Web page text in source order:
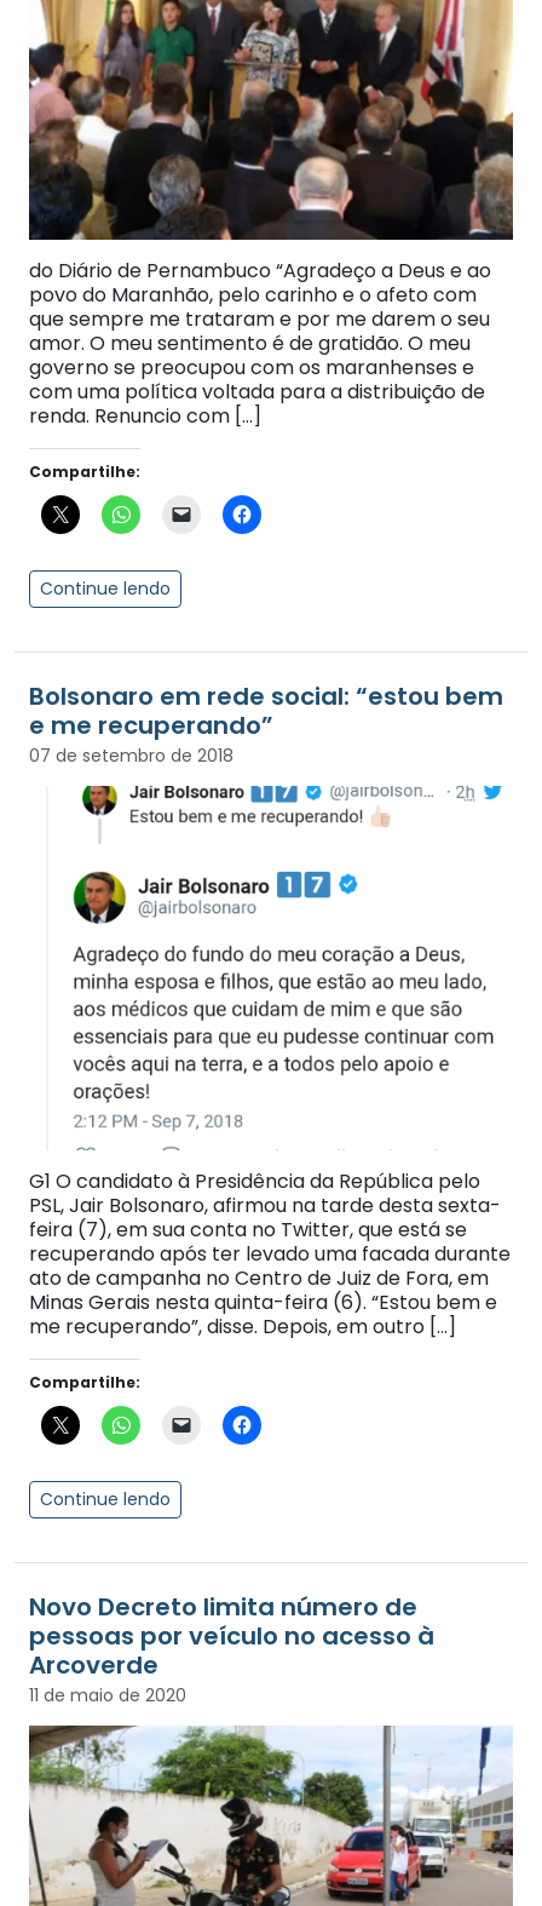
do Diário de Pernambuco “Agradeço a Deus e ao
povo do Maranhão, pelo carinho e o afeto com
que sempre me trataram e por me darem o seu
amor. O meu sentimento é de gratidão. O meu
governo se preocupou com os maranhenses e
com uma política voltada para a distribuição de
renda. Renuncio com […]
Compartilhe:
Continue lendo
Bolsonaro em rede social: “estou bem
e me recuperando”
07 de setembro de 2018
G1 O candidato à Presidência da República pelo
PSL, Jair Bolsonaro, afirmou na tarde desta sexta-
feira (7), em sua conta no Twitter, que está se
recuperando após ter levado uma facada durante
ato de campanha no Centro de Juiz de Fora, em
Minas Gerais nesta quinta-feira (6). “Estou bem e
me recuperando”, disse. Depois, em outro […]
Compartilhe:
Continue lendo
Novo Decreto limita número de
pessoas por veículo no acesso à
Arcoverde
11 de maio de 2020